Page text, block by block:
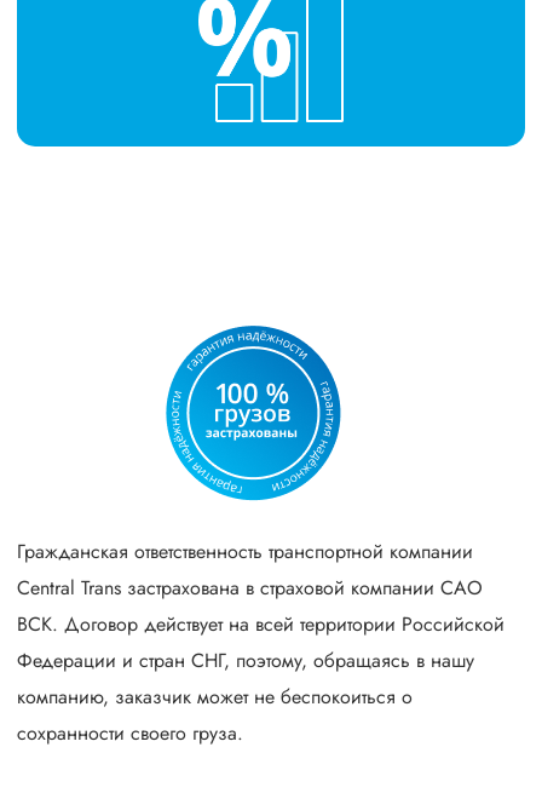
Гражданская ответственность транспортной компании
Central Trans застрахована в страховой компании САО
ВСК. Договор действует на всей территории Российской
Федерации и стран СНГ, поэтому, обращаясь в нашу
компанию, заказчик может не беспокоиться о
сохранности своего груза.